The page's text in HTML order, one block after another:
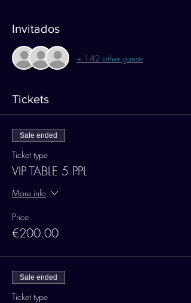
Invitados
+ 142 other guests
Tickets
Sale ended
Ticket type
VIP TABLE 5 PPL
More info
Price
€200.00
Sale ended
Ticket type